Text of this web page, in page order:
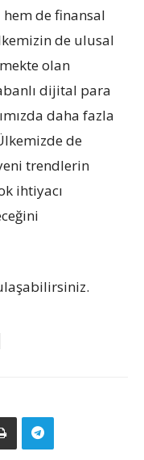
de finansal
de ulusal
olan
dijital para
daha fazla
de
trendlerin
ihtiyacı